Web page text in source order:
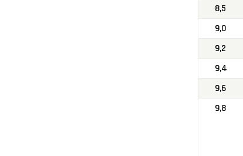
8,5
9,0
9,2
9,4
9,6
9,8